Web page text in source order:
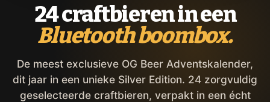
24 craftbieren in een
Bluetooth boombox.
De meest exclusieve OG Beer Adventskalender,
dit jaar in een unieke Silver Edition. 24 zorgvuldig
geselecteerde craftbieren, verpakt in een écht